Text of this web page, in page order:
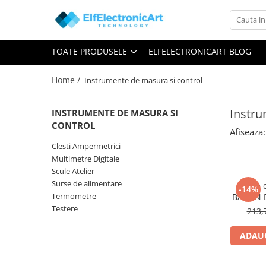
Toate Produsele
Audio
Clesti Ampermetrici
Multimetre Digitale
Scule Atelier
Surse de alimentare
Termometre
TOATE PRODUSELE ELFELECTRONICART BLOG
Home / Instrumente de masura si control
INSTRUMENTE DE MASURA SI
CONTROL
Clesti Ampermetrici
Multimetre Digitale
Scule Atelier
Surse de alimentare
Termometre
Testere
Afiseaza:
-14%
Stație
BAKON